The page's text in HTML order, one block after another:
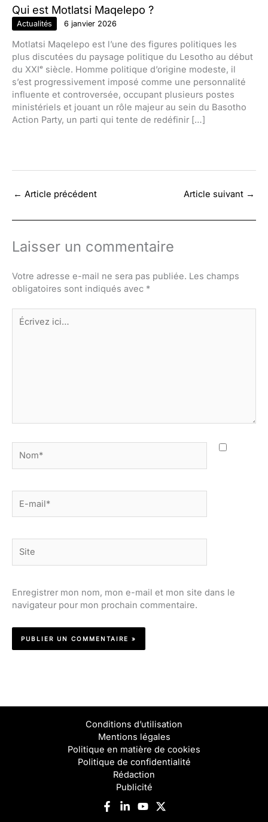
Qui est Motlatsi Maqelepo ?
Actualités 6 janvier 2026
Motlatsi Maqelepo est l’une des figures politiques les
plus discutées du paysage politique du Lesotho au début
du XXIᵉ siècle. Homme politique d’origine modeste, il
s’est progressivement imposé comme une personnalité
influente et controversée, occupant plusieurs postes
ministériels et jouant un rôle majeur au sein du Basotho
Action Party, un parti qui tente de redéfinir […]
← Article précédent Article suivant →
Laisser un commentaire
Votre adresse e-mail ne sera pas publiée. Les champs
obligatoires sont indiqués avec *
Écrivez
ici…
mail*
Enregistrer mon nom, mon e-mail et mon site dans le
navigateur pour mon prochain commentaire.
Conditions d’utilisation
Mentions légales
Politique en matière de cookies
Politique de confidentialité
Rédaction
Publicité